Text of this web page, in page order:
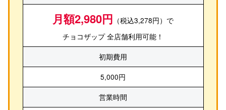
月額2,980円 （税込3,278円）で
チョコザップ 全店舗利用可能！
初期費用
5,000円
営業時間